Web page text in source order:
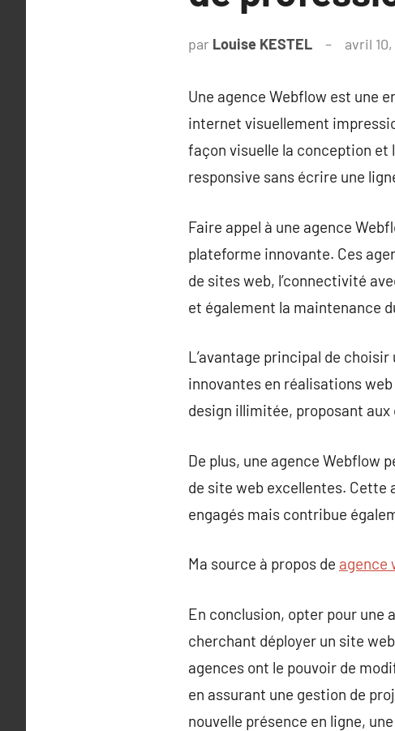
par Louise KESTEL avril
Une agence Webflow est une
internet visuellement
façon visuelle la conception
responsive sans écrire une
Faire appel à une agence
plateforme innovante. Ces
de sites web, l’connectivité
et également la maintenance
L’avantage principal de
innovantes en réalisations
design illimitée, proposant
De plus, une agence Webflow
de site web excellentes. Cette
engagés mais contribue
Ma source à propos de agence
En conclusion, opter pour une
cherchant déployer un site
agences ont le pouvoir de
en assurant une gestion de
nouvelle présence en ligne,